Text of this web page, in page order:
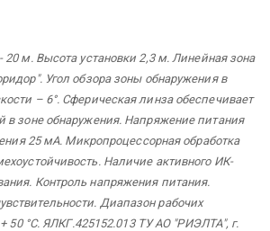
20 м. Высота установки 2,3 м. Линейная зона
Угол обзора зоны обнаружения в
– 6°. Сферическая линза обеспечивает
в зоне обнаружения. Напряжение питания
25 мА. Микропроцессорная обработка
Наличие активного ИК-
Контроль напряжения питания.
Диапазон рабочих
+ 50 °С. ЯЛКГ.425152.013 ТУ АО "РИЭЛТА", г.